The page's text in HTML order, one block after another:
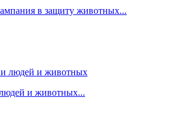
в защиту животных...
и животных...